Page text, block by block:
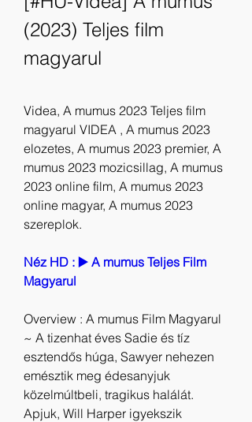
(2023) Teljes film
magyarul
Videa, A mumus 2023 Teljes film
magyarul VIDEA , A mumus 2023
elozetes, A mumus 2023 premier, A
mumus 2023 mozicsillag, A mumus
2023 online film, A mumus 2023
online magyar, A mumus 2023
szereplok.
Néz HD : ▶️ A mumus Teljes Film
Magyarul
Overview : A mumus Film Magyarul
~ A tizenhat éves Sadie és tíz
esztendős húga, Sawyer nehezen
emésztik meg édesanyjuk
közelmúltbeli, tragikus halálát.
Apjuk, Will Harper igyekszik